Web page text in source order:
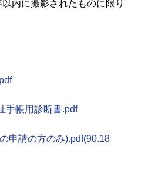
内に撮影されたものに限り
手帳用診断書.pdf
申請の方のみ).pdf(90.18